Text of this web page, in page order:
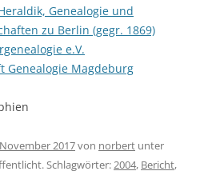
Genealogie und
zu Berlin (gegr. 1869)
e.V.
Genealogie Magdeburg
2017von norbert unter
Schlagwörter:2004, Bericht,